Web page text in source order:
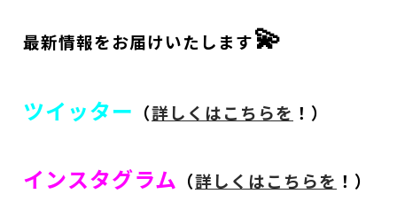
最新情報をお届けいたします💫
ツイッター （詳しくはこちらを ！）
インスタグラム （詳しくはこちらを ！）